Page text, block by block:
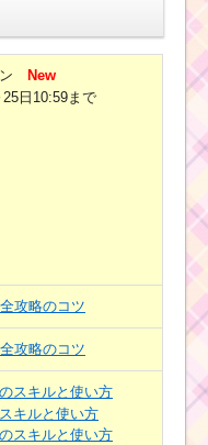
New
日10:59まで
攻略のコツ
攻略のコツ
スキルと使い方
キルと使い方
スキルと使い方